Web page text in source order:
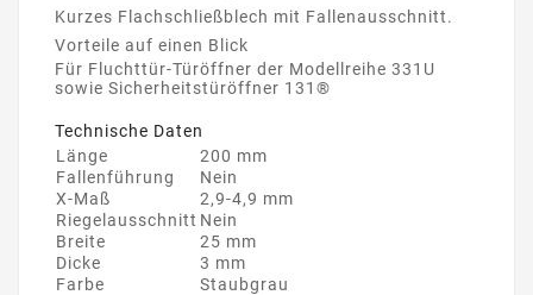
Kurzes Flachschließblech mit Fallenausschnitt.
Vorteile auf einen Blick
Für Fluchttür-Türöffner der Modellreihe 331U
sowie Sicherheitstüröffner 131®
Technische Daten
Länge
200 mm
Fallenführung
Nein
X-Maß
2,9-4,9 mm
Riegelausschnitt Nein
Breite
25 mm
Dicke
3 mm
Farbe
Staubgrau